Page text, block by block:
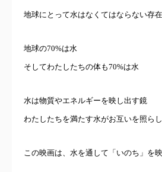
地球にとって水はなくてはならない存在
地球の70%は水
そしてわたしたちの体も70%は水
水は物質やエネルギーを映し出す鏡
わたしたちを満たす水がお互いを照ら
この映画は、水を通して「いのち」を